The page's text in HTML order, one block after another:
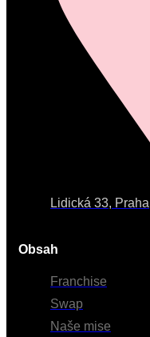
Lidická 33, Praha
Obsah
Franchise
Swap
Naše mise